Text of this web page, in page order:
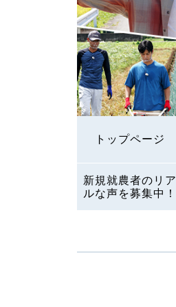
トップページ
新規就農者のリア
ルな声を募集中！